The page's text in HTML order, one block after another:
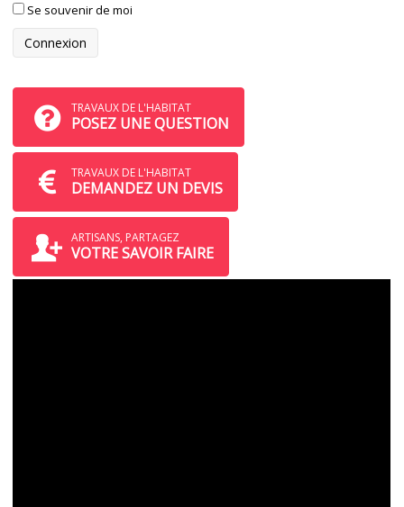
Se souvenir de moi
TRAVAUX DE L'HABITAT
POSEZ UNE QUESTION
TRAVAUX DE L'HABITAT
DEMANDEZ UN DEVIS
ARTISANS, PARTAGEZ
VOTRE SAVOIR FAIRE